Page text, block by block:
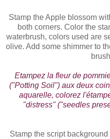
Stamp the Apple blossom
both corners. Color the
waterbrush, colors used are
olive. Add some shimmer to
Etampez la fleur de
("Potting Soil") aux deux
aquarelle, colorez
"distress" ("seedles
Stamp the script